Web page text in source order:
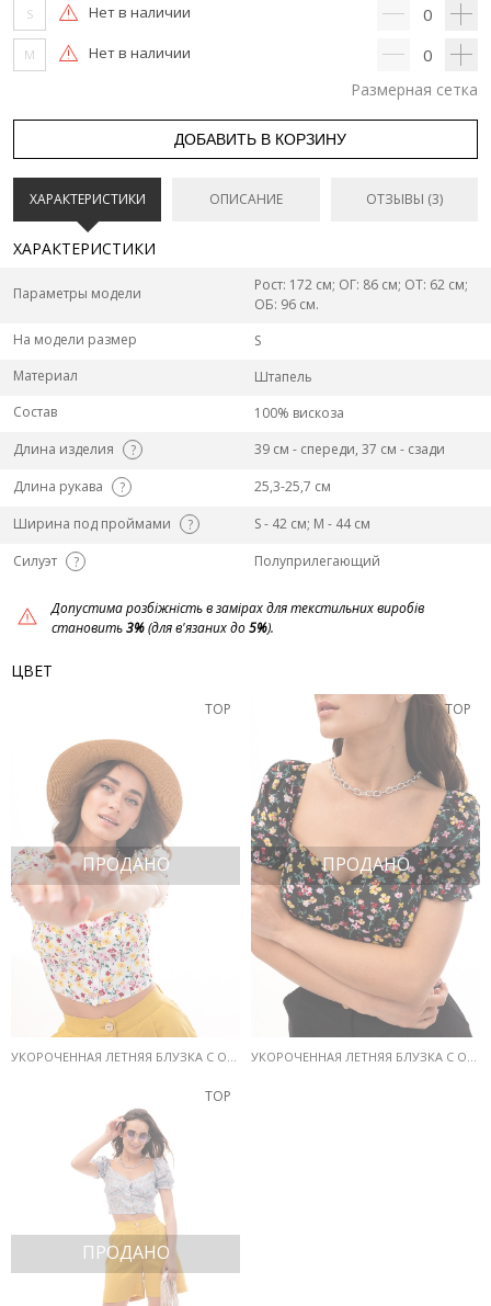
S Нет в наличии 0
M Нет в наличии 0
Размерная сетка
ДОБАВИТЬ В КОРЗИНУ
ХАРАКТЕРИСТИКИ ОПИСАНИЕ ОТЗЫВЫ (3)
ХАРАКТЕРИСТИКИ
Параметры модели
Рост: 172 см; ОГ: 86 см; ОТ: 62 см;
ОБ: 96 см.
На модели размер
S
Материал
Штапель
Состав
100% вискоза
Длина изделия
?
39 см - спереди, 37 см - сзади
Длина рукава
?
25,3-25,7 см
Ширина под проймами
?
S - 42 см; M - 44 см
Силуэт
? Полуприлегающий
Допустима розбіжність в замірах для текстильних виробів
становить3%(для в'язаних до5%).
ЦВЕТ
TOP
ПРОДАНО
TOP
ПРОДАНО
TOP
ПРОДАНО